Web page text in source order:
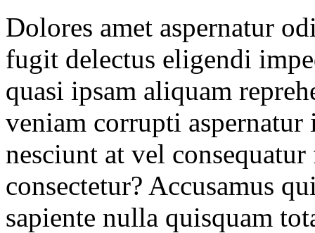
Dolores amet aspernatur
fugit delectus eligendi
quasi ipsam aliquam
veniam corrupti aspernatur
nesciunt at vel
consectetur? Accusamus
sapiente nulla quisquam